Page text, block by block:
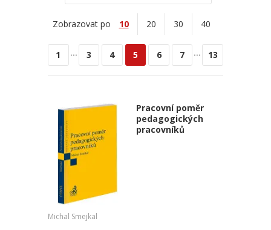
Zobrazovat po 10 20 30 40
1 ... 3 4 5 6 7 ... 13
Pracovní poměr
pedagogických
pracovníků
Michal Smejkal